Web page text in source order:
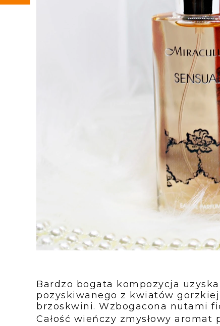
Bardzo bogata kompozycja
pozyskiwanego z kwiatów
brzoskwini. Wzbogacona nutami
Całość wieńczy zmysłowy